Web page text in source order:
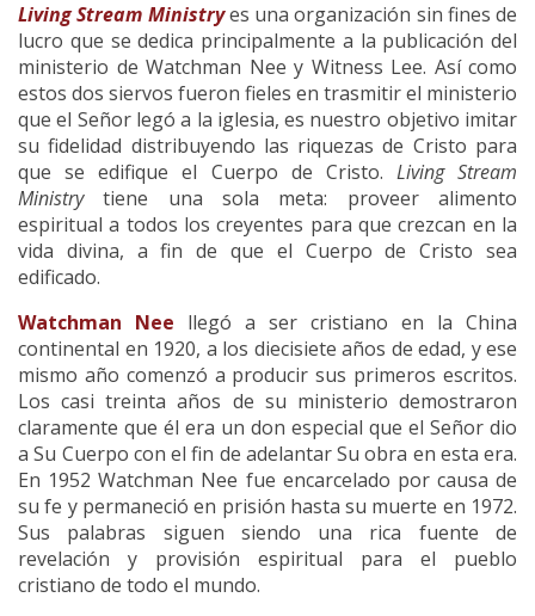
Living Stream Ministryes una organización sin fines de
lucro que se dedica principalmente a la publicación del
ministerio de Watchman Nee y Witness Lee. Así como
estos dos siervos fueron fieles en trasmitir el ministerio
que el Señor legó a la iglesia, es nuestro objetivo imitar
su fidelidad distribuyendo las riquezas de Cristo para
que se edifique el Cuerpo de Cristo. Living Stream
Ministrytiene una sola meta: proveer alimento
espiritual a todos los creyentes para que crezcan en la
vida divina, a fin de que el Cuerpo de Cristo sea
edificado.
Watchman Nee llegó a ser cristiano en la China
continental en 1920, a los diecisiete años de edad, y ese
mismo año comenzó a producir sus primeros escritos.
Los casi treinta años de su ministerio demostraron
claramente que él era un don especial que el Señor dio
a Su Cuerpo con el fin de adelantar Su obra en esta era.
En 1952 Watchman Nee fue encarcelado por causa de
su fe y permaneció en prisión hasta su muerte en 1972.
Sus palabras siguen siendo una rica fuente de
revelación y provisión espiritual para el pueblo
cristiano de todo el mundo.